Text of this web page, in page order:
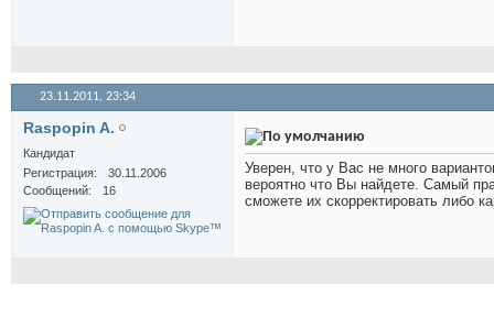
23.11.2011, 23:34
Raspopin A.
Кандидат
Регистрация
30.11.2006
Сообщений
16
Уверен, что у Вас не много
вероятно что Вы найдете. Самый
сможете их скорректировать либо